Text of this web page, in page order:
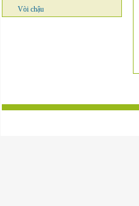
Vòi chậu